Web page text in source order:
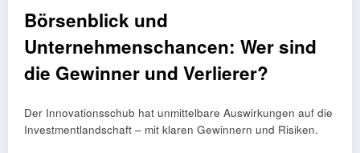
Börsenblick und
Unternehmenschancen: Wer sind
die Gewinner und Verlierer?
Der Innovationsschub hat unmittelbare Auswirkungen auf die
Investmentlandschaft – mit klaren Gewinnern und Risiken.